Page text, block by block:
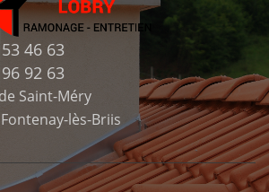
46 63
92 63
Saint-Méry
lès-Briis